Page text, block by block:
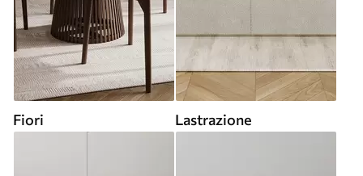
Fiori Lastrazione